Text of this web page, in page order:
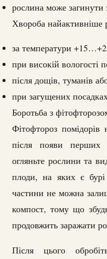
рослина може загинути
Хвороба найактивніше
за температури
при високій вологості
після дощів, туманів
при загущених
Боротьба з
Фітофтороз
після появи перших
огляньте рослини та
плоди, на яких є бурі
частини не можна
компост, тому що
продовжить заражати
Після цього